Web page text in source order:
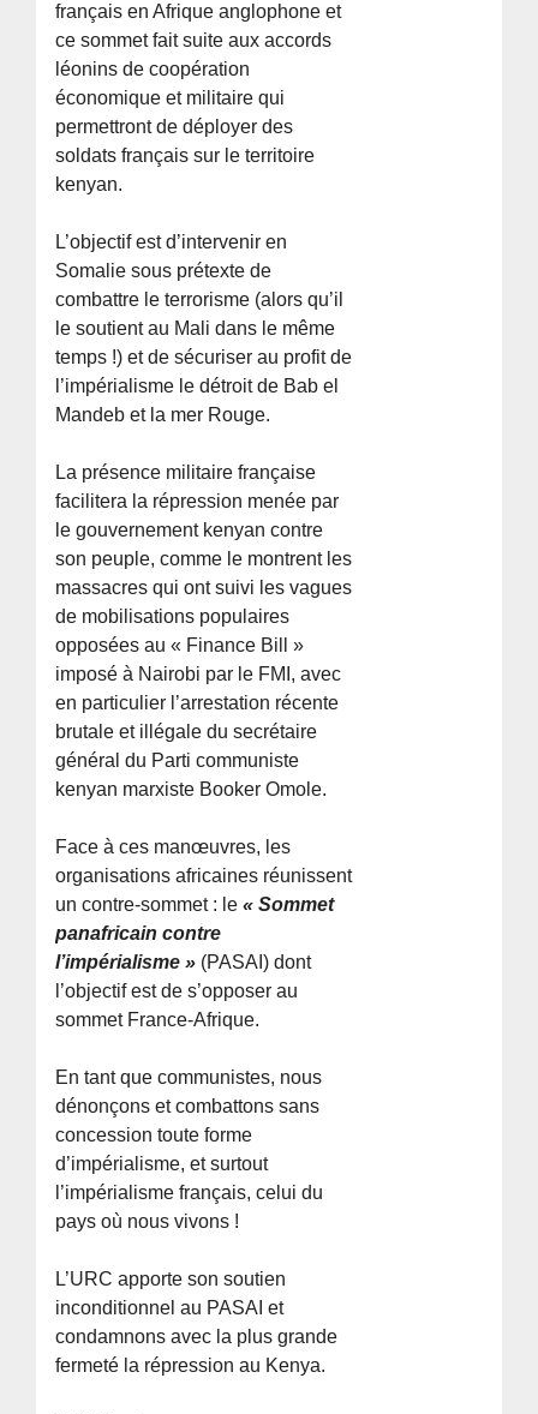
français en Afrique anglophone et
ce sommet fait suite aux accords
léonins de coopération
économique et militaire qui
permettront de déployer des
soldats français sur le territoire
kenyan.
L’objectif est d’intervenir en
Somalie sous prétexte de
combattre le terrorisme (alors qu’il
le soutient au Mali dans le même
temps !) et de sécuriser au profit de
l’impérialisme le détroit de Bab el
Mandeb et la mer Rouge.
La présence militaire française
facilitera la répression menée par
le gouvernement kenyan contre
son peuple, comme le montrent les
massacres qui ont suivi les vagues
de mobilisations populaires
opposées au « Finance Bill »
imposé à Nairobi par le FMI, avec
en particulier l’arrestation récente
brutale et illégale du secrétaire
général du Parti communiste
kenyan marxiste Booker Omole.
Face à ces manœuvres, les
organisations africaines réunissent
un contre-sommet : le « Sommet
panafricain contre
l’impérialisme » (PASAI) dont
l’objectif est de s’opposer au
sommet France-Afrique.
En tant que communistes, nous
dénonçons et combattons sans
concession toute forme
d’impérialisme, et surtout
l’impérialisme français, celui du
pays où nous vivons !
L’URC apporte son soutien
inconditionnel au PASAI et
condamnons avec la plus grande
fermeté la répression au Kenya.